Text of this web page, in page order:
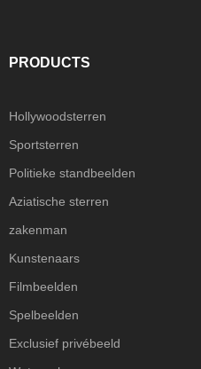
PRODUCTS
Hollywoodsterren
Sportsterren
Politieke standbeelden
Aziatische sterren
zakenman
Kunstenaars
Filmbeelden
Spelbeelden
Exclusief privébeeld